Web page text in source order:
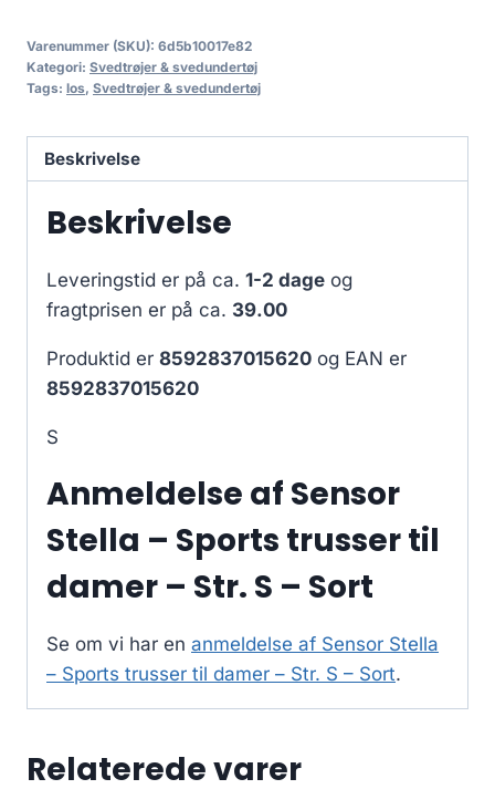
Varenummer (SKU): 6d5b10017e82
Kategori: Svedtrøjer & svedundertøj
Tags: los, Svedtrøjer & svedundertøj
Beskrivelse
Beskrivelse
Leveringstid er på ca. 1-2 dage og
fragtprisen er på ca. 39.00
Produktid er 8592837015620 og EAN er
8592837015620
S
Anmeldelse af Sensor
Stella – Sports trusser til
damer – Str. S – Sort
Se om vi har en anmeldelse af Sensor Stella
– Sports trusser til damer – Str. S – Sort.
Relaterede varer